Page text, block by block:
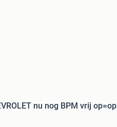
nu nog BPM vrij op=op